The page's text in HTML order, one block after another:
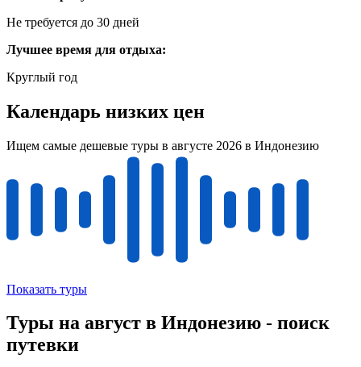
Не требуется до 30 дней
Лучшее время для отдыха:
Круглый год
Календарь низких цен
Ищем самые дешевые туры в августе 2026 в Индонезию
Показать туры
Туры на август в Индонезию - поиск
путевки